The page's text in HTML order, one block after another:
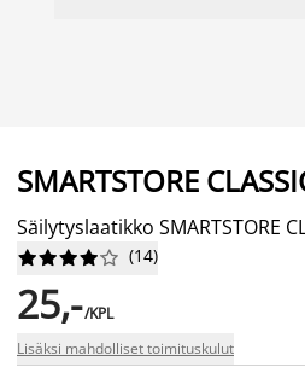
SMARTSTORE
Säilytyslaatikko SMARTSTORE





 (14)
25,-/KPL
Lisäksi mahdolliset toimituskulut